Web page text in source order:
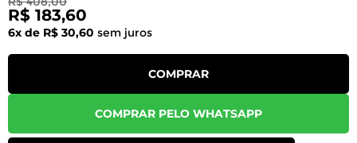
R$ 183,60
6x de R$ 30,60 sem juros
COMPRAR
COMPRAR PELO WHATSAPP